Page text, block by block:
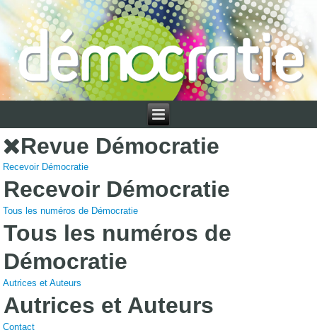
Revue Démocratie
Recevoir Démocratie
Recevoir Démocratie
Tous les numéros de Démocratie
Tous les numéros de
Démocratie
Autrices et Auteurs
Autrices et Auteurs
Contact